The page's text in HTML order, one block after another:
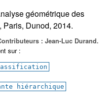
géométrique des
Dunod, 2014.
: Jean-Luc Durand.
sur :
hiérarchique